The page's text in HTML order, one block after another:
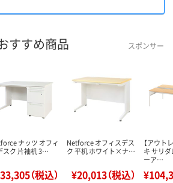
すすめ商品 スポンサー
ナッツ オフィ
スク 片袖机 3…
（税込）
Netforce オフィスデス
ク 平机 ホワイト×ナ…
¥20,013（税込）
【アウト
キ サリ
ーア…